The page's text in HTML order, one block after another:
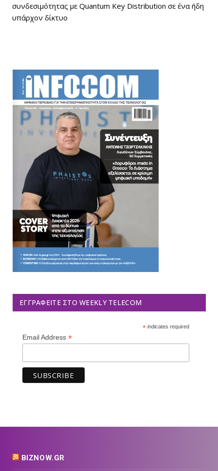
συνδεσιμότητας με Quantum Key Distribution σε ένα ήδη
υπάρχον δίκτυο
ΕΓΓΡΑΦΕΊΤΕ ΣΤΟ WEEKLY TELECOM
*indicates required
Email Address *
BIZNOW.GR